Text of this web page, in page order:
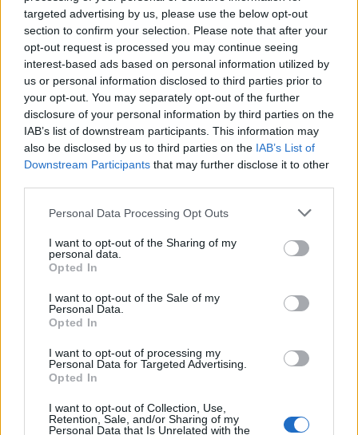
targeted advertising by us, please use the below opt-out
section to confirm your selection. Please note that after your
opt-out request is processed you may continue seeing
interest-based ads based on personal information utilized by
us or personal information disclosed to third parties prior to
your opt-out. You may separately opt-out of the further
disclosure of your personal information by third parties on the
IAB’s list of downstream participants. This information may
also be disclosed by us to third parties on the IAB’s List of
Downstream Participants that may further disclose it to other
Please note that this website/app uses one or more Google
not limited to your visit or usage behaviour. You may click to
grant or deny consent to Google and its third-party tags to
use your data for below specified purposes in below Google
consent section.
Personal Data Processing Opt Outs
I want to opt-out of the Sharing of my
personal data.
Opted In
I want to opt-out of the Sale of my
Personal Data.
Opted In
I want to opt-out of processing my
Personal Data for Targeted Advertising.
Opted In
I want to opt-out of Collection, Use,
Retention, Sale, and/or Sharing of my
Personal Data that Is Unrelated with the